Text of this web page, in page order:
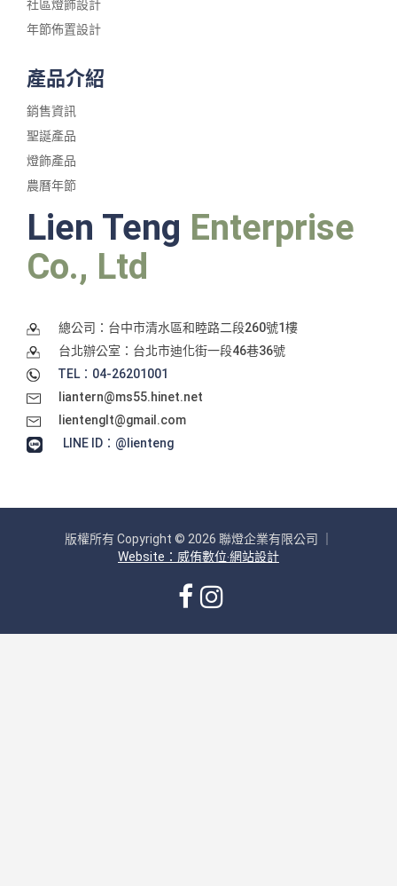
社區燈飾設計
年節佈置設計
產品介紹
銷售資訊
聖誕產品
燈飾產品
農曆年節
Lien Teng Enterprise
Co., Ltd
總公司：台中市清水區和睦路二段260號1樓
台北辦公室：台北市迪化街一段46巷36號
TEL：04-26201001
liantern@ms55.hinet.net
lientenglt@gmail.com
LINE ID：@lienteng
版權所有 Copyright © 2026 聯燈企業有限公司 ｜
Website：威侑數位‧網站設計